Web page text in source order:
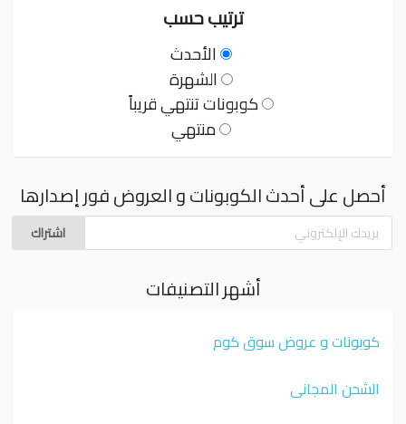
ترتيب حسب
الأحدث
الشهرة
كوبونات تنتهي قريباً
منتهي
أحصل على أحدث الكوبونات و العروض فور إصدارها
اشتراك
أشهر التصنيفات
كوبونات و عروض سوق كوم
الشحن المجاني